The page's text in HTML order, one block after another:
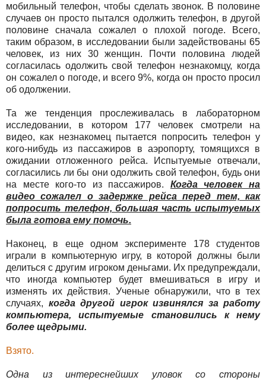
мобильный телефон, чтобы сделать звонок. В половине
случаев он просто пытался одолжить телефон, в другой
половине сначала сожалел о плохой погоде. Всего,
таким образом, в исследовании были задействованы 65
человек, из них 30 женщин. Почти половина людей
согласилась одолжить свой телефон незнакомцу, когда
он сожалел о погоде, и всего 9%, когда он просто просил
об одолжении.
Та же тенденция прослеживалась в лабораторном
исследовании, в котором 177 человек смотрели на
видео, как незнакомец пытается попросить телефон у
кого-нибудь из пассажиров в аэропорту, томящихся в
ожидании отложенного рейса. Испытуемые отвечали,
согласились ли бы они одолжить свой телефон, будь они
на месте кого-то из пассажиров.
Когда человек на
видео сожалел о задержке рейса перед тем, как
попросить телефон, большая часть испытуемых
была готова ему помочь.
Наконец, в еще одном эксперименте 178 студентов
играли в компьютерную игру, в которой должны были
делиться с другим игроком деньгами. Их предупреждали,
что иногда компьютер будет вмешиваться в игру и
изменять их действия. Ученые обнаружили, что в тех
случаях, когда другой игрок извинялся за работу
компьютера, испытуемые становились к нему
более щедрыми.
Взято.
Одна из интереснейших уловок со стороны